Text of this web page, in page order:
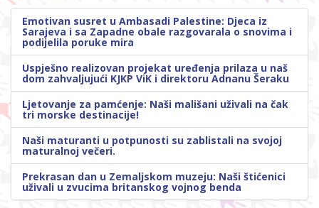
Emotivan susret u Ambasadi Palestine: Djeca iz
Sarajeva i sa Zapadne obale razgovarala o snovima i
podijelila poruke mira
Uspješno realizovan projekat uređenja prilaza u naš
dom zahvaljujući KJKP ViK i direktoru Adnanu Šeraku
Ljetovanje za pamćenje: Naši mališani uživali na čak
tri morske destinacije!
Naši maturanti u potpunosti su zablistali na svojoj
maturalnoj večeri.
Prekrasan dan u Zemaljskom muzeju: Naši štićenici
uživali u zvucima britanskog vojnog benda